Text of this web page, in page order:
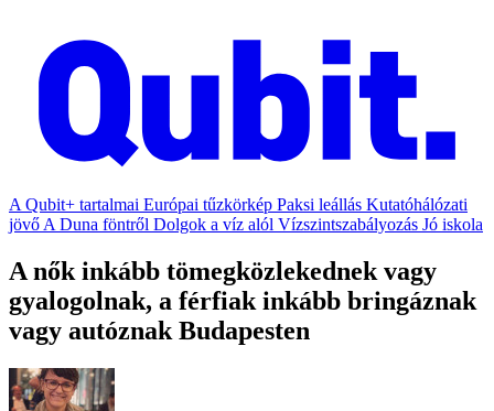
A Qubit+ tartalmai Európai tűzkörkép Paksi leállás Kutatóhálózati
jövő A Duna föntről Dolgok a víz alól Vízszintszabályozás Jó iskola
A nők inkább tömegközlekednek vagy
gyalogolnak, a férfiak inkább bringáznak
vagy autóznak Budapesten